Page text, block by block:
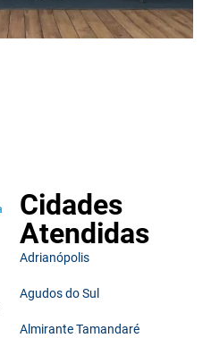
Cidades
Atendidas
Adrianópolis
Agudos do Sul
Almirante Tamandaré